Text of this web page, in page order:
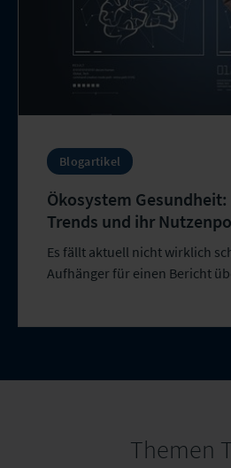
Blogartikel
Ökosystem
Trends und ihr
Personen- und
Es fällt aktuell nicht wirklich
Aufhänger für einen Bericht
Themen